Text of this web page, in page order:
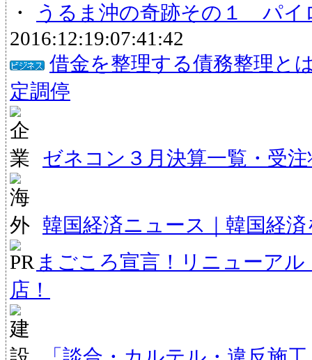
・
うるま沖の奇跡その１ パイ
2016:12:19:07:41:42
借金を整理する債務整理と
定調停
ゼネコン３月決算一覧・受
韓国経済ニュース｜韓国経
まごころ宣言！リニューア
店！